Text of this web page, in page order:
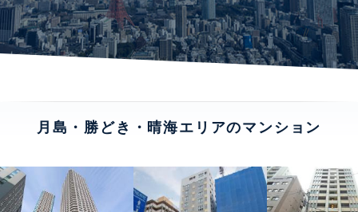
月島・勝どき・晴海エリアのマンション